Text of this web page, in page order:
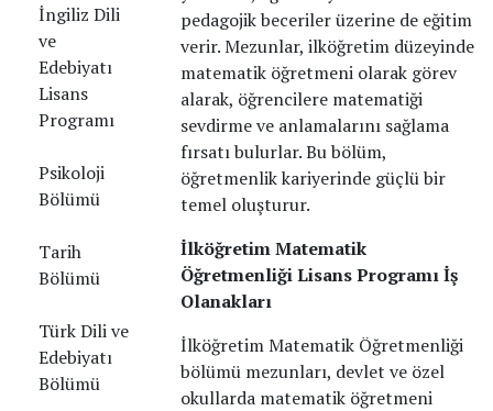
İngiliz Dili
ve
Edebiyatı
Lisans
Programı
Psikoloji
Bölümü
Tarih
Bölümü
Türk Dili ve
Edebiyatı
Bölümü
pedagojik beceriler üzerine de eğitim
verir. Mezunlar, ilköğretim düzeyinde
matematik öğretmeni olarak görev
alarak, öğrencilere matematiği
sevdirme ve anlamalarını sağlama
fırsatı bulurlar. Bu bölüm,
öğretmenlik kariyerinde güçlü bir
temel oluşturur.
İlköğretim Matematik
Öğretmenliği Lisans Programı İş
Olanakları
İlköğretim Matematik Öğretmenliği
bölümü mezunları, devlet ve özel
okullarda matematik öğretmeni